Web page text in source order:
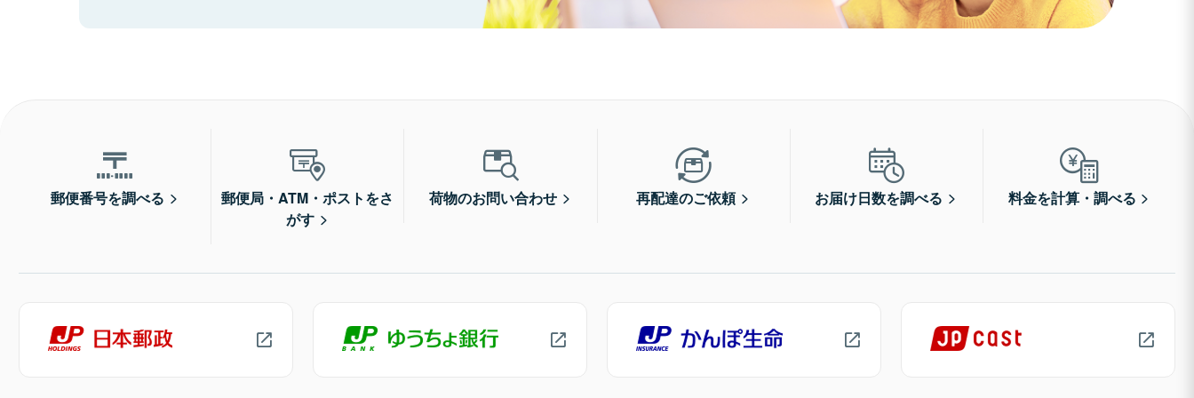
郵便番号を調べる
郵便局・ATM・ポストをさ
がす
荷物のお問い合わせ 再配達のご依頼 お届け日数を調べる 料金を計算・調べる